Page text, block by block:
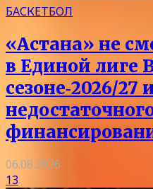
БАСКЕТБОЛ
«Астана» не
в Единой лиге
сезоне‑2026/27
06.08.2026
13